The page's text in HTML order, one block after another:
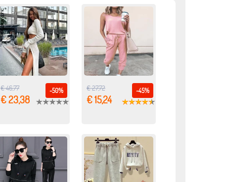
-50%
€ 46,77
€ 23,38
-45%
€ 27,72
€ 15,24